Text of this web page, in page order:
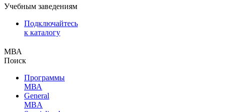
Учебным заведениям
Подключайтесь
к каталогу
МВА
Поиск
Программы
МВА
General
MBA